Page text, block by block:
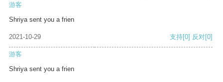
游客
Shriya sent you a frien
2021-10-29 支持[0] 反对[0]
游客
Shriya sent you a frien